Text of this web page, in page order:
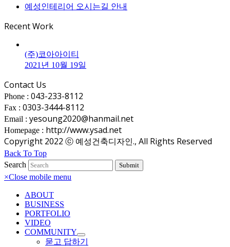
예성인테리어 오시는길 안내
Recent Work
(주)코아아이티
2021년 10월 19일
Contact Us
Phone : 043-233-8112
Fax : 0303-3444-8112
Email : yesoung2020@hanmail.net
Homepage : http://www.ysad.net
Copyright 2022 ⓒ 예성건축디자인., All Rights Reserved
Back To Top
Search
Submit
×Close mobile menu
ABOUT
BUSINESS
PORTFOLIO
VIDEO
COMMUNITY
묻고 답하기